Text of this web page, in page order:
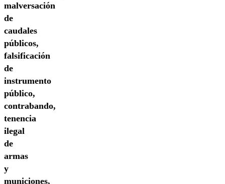
malversación
de
caudales
públicos,
falsificación
de
instrumento
público,
contrabando,
tenencia
ilegal
de
armas
y
municiones,